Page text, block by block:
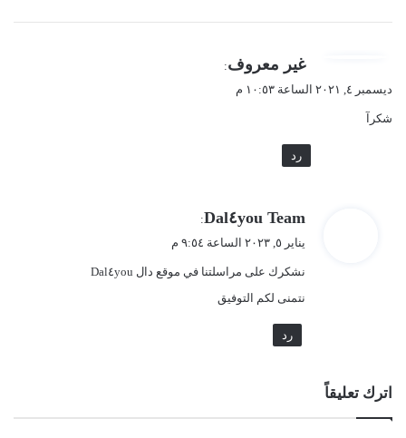
ي
غير معروف:
ديسمبر ٤, ٢٠٢١ الساعة ١٠:٥٣ م
شكرآ
رد
ي
ل
Dal٤you Team:
يناير ٥, ٢٠٢٣ الساعة ٩:٥٤ م
نشكرك على مراسلتنا في موقع دال Dal٤you
نتمنى لكم التوفيق
رد
اترك تعليقاً